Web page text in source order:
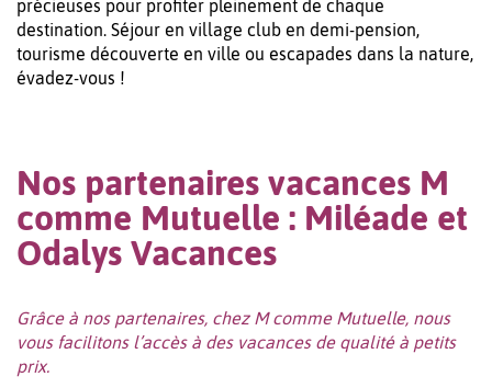
précieuses pour profiter pleinement de chaque
destination. Séjour en village club en demi-pension,
tourisme découverte en ville ou escapades dans la nature,
évadez-vous !
Nos partenaires vacances M
comme Mutuelle : Miléade et
Odalys Vacances
Grâce à nos partenaires, chez M comme Mutuelle, nous
vous facilitons l’accès à des vacances de qualité à petits
prix.